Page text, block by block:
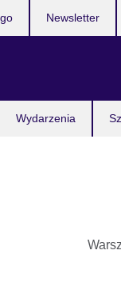
Wydarzenia
Newsletter